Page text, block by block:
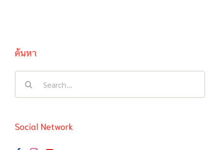
ค้นหา
Social Network